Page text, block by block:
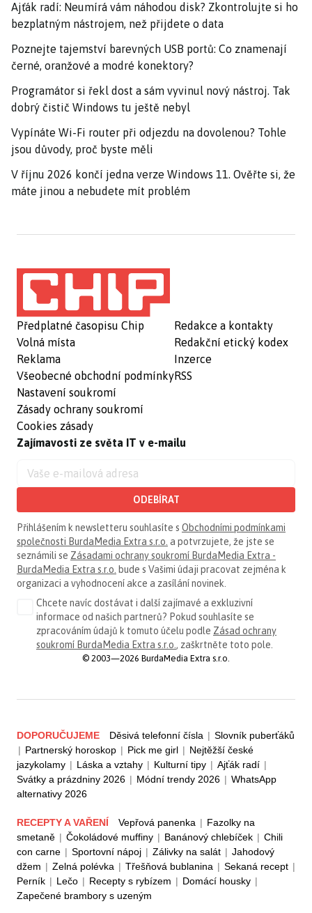
Ajťák radí: Neumírá vám náhodou disk? Zkontrolujte si ho
bezplatným nástrojem, než přijdete o data
Poznejte tajemství barevných USB portů: Co znamenají
černé, oranžové a modré konektory?
Programátor si řekl dost a sám vyvinul nový nástroj. Tak
dobrý čistič Windows tu ještě nebyl
Vypínáte Wi-Fi router při odjezdu na dovolenou? Tohle
jsou důvody, proč byste měli
V říjnu 2026 končí jedna verze Windows 11. Ověřte si, že
máte jinou a nebudete mít problém
Předplatné časopisu Chip
Volná místa
Reklama
Všeobecné obchodní podmínky
Nastavení soukromí
Zásady ochrany soukromí
Cookies zásady
Redakce a kontakty
Redakční etický kodex
Inzerce
RSS
Zajímavosti ze světa IT v e-mailu
ODEBÍRAT
Přihlášením k newsletteru souhlasíte s Obchodními podmínkami
společnosti BurdaMedia Extra s.r.o. a potvrzujete, že jste se
seznámili se Zásadami ochrany soukromí BurdaMedia Extra -
BurdaMedia Extra s.r.o. bude s Vašimi údaji pracovat zejména k
organizaci a vyhodnocení akce a zasílání novinek.
Chcete navíc dostávat i další zajímavé a exkluzivní
informace od našich partnerů? Pokud souhlasíte se
zpracováním údajů k tomuto účelu podle Zásad ochrany
soukromí BurdaMedia Extra s.r.o., zaškrtněte toto pole.
© 2003—2026 BurdaMedia Extra s.r.o.
DOPORUČUJEME Děsivá telefonní čísla | Slovník puberťáků
| Partnerský horoskop | Pick me girl | Nejtěžší české
jazykolamy | Láska a vztahy | Kulturní tipy | Ajťák radí |
Svátky a prázdniny 2026 | Módní trendy 2026 | WhatsApp
alternativy 2026
RECEPTY A VAŘENÍ Vepřová panenka | Fazolky na
smetaně | Čokoládové muffiny | Banánový chlebíček | Chili
con carne | Sportovní nápoj | Zálivky na salát | Jahodový
džem | Zelná polévka | Třešňová bublanina | Sekaná recept |
Perník | Lečo | Recepty s rybízem | Domácí housky |
Zapečené brambory s uzeným